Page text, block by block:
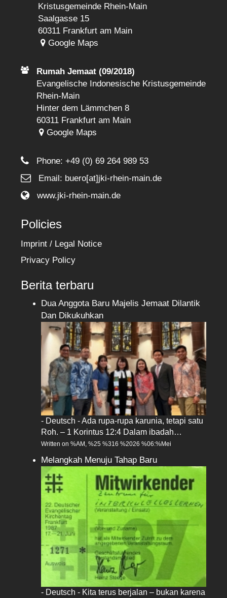
Kristusgemeinde Rhein-Main
Saalgasse 15
60311 Frankfurt am Main
Google Maps
Rumah Jemaat (09/2018)
Evangelische Indonesische Kristusgemeinde
Rhein-Main
Hinter dem Lämmchen 8
60311 Frankfurt am Main
Google Maps
Phone:+49 (0) 69 264 989 53
Email: buero[at]jki-rhein-main.de
www.jki-rhein-main.de
Policies
Imprint / Legal Notice
Privacy Policy
Berita terbaru
Dua Anggota Baru Majelis Jemaat Dilantik
Dan Dikukuhkan
- Deutsch - Ada rupa-rupa karunia, tetapi satu
Roh. – 1 Korintus 12:4 Dalam ibadah…
Written on %AM, %25 %316 %2026 %06:%Mei
Melangkah Menuju Tahap Baru
- Deutsch - Kita terus berjalan – bukan karena